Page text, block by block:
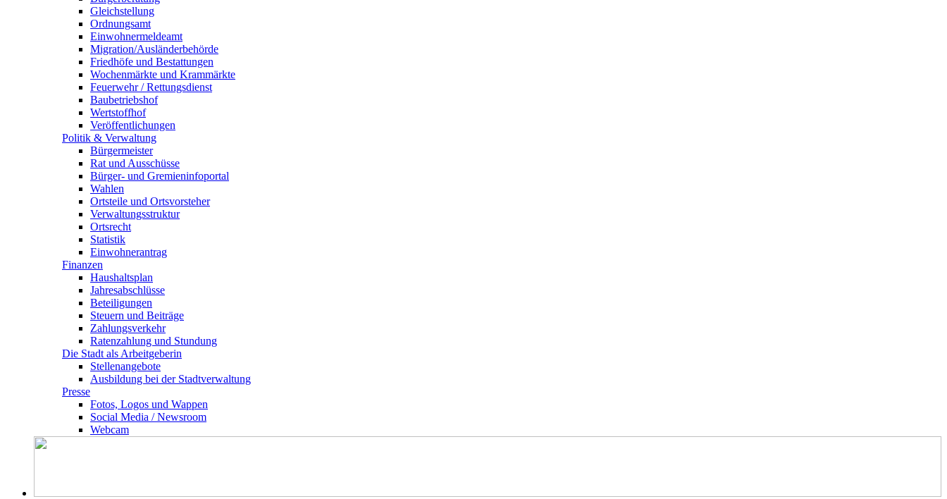
Gleichstellung
Ordnungsamt
Einwohnermeldeamt
Migration/Ausländerbehörde
Friedhöfe und Bestattungen
Wochenmärkte und Krammärkte
Feuerwehr / Rettungsdienst
Baubetriebshof
Wertstoffhof
Veröffentlichungen
Politik & Verwaltung
Bürgermeister
Rat und Ausschüsse
Bürger- und Gremieninfoportal
Wahlen
Ortsteile und Ortsvorsteher
Verwaltungsstruktur
Ortsrecht
Statistik
Einwohnerantrag
Finanzen
Haushaltsplan
Jahresabschlüsse
Beteiligungen
Steuern und Beiträge
Zahlungsverkehr
Ratenzahlung und Stundung
Die Stadt als Arbeitgeberin
Stellenangebote
Ausbildung bei der Stadtverwaltung
Presse
Fotos, Logos und Wappen
Social Media / Newsroom
Webcam